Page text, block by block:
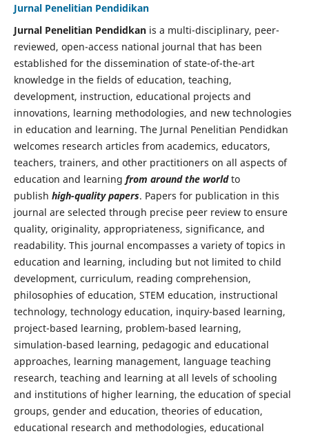
Jurnal Penelitian Pendidikan
Jurnal Penelitian Pendidkan is a multi-disciplinary, peer-
reviewed, open-access national journal that has been
established for the dissemination of state-of-the-art
knowledge in the fields of education, teaching,
development, instruction, educational projects and
innovations, learning methodologies, and new technologies
in education and learning. The Jurnal Penelitian Pendidkan
welcomes research articles from academics, educators,
teachers, trainers, and other practitioners on all aspects of
education and learning from around the worldto
publish high-quality papers. Papers for publication in this
journal are selected through precise peer review to ensure
quality, originality, appropriateness, significance, and
readability. This journal encompasses a variety of topics in
education and learning, including but not limited to child
development, curriculum, reading comprehension,
philosophies of education, STEM education, instructional
technology, technology education, inquiry-based learning,
project-based learning, problem-based learning,
simulation-based learning, pedagogic and educational
approaches, learning management, language teaching
research, teaching and learning at all levels of schooling
and institutions of higher learning, the education of special
groups, gender and education, theories of education,
educational research and methodologies, educational